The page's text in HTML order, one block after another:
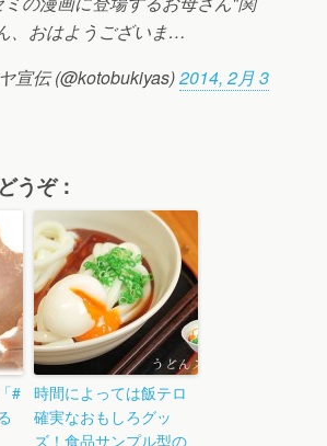
、おはようございま…
宣伝 (@kotobukiyas)2014, 2月 3
うぞ：
# 時間によっては飯テロ
確実なおもしろグッ
ズ！食品サンプル型の